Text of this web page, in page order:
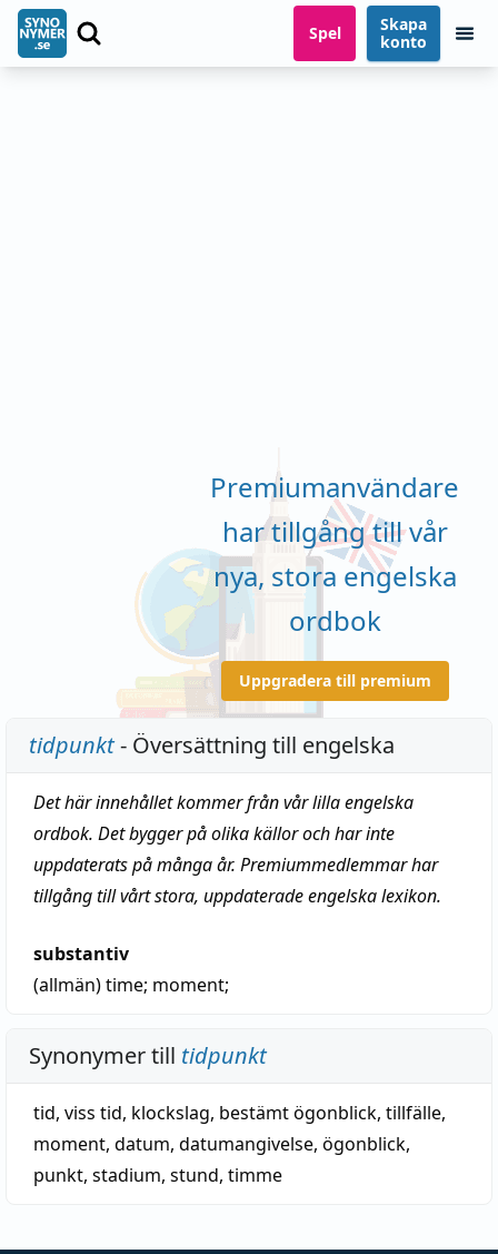
Spel
Skapa
konto
Premiumanvändare
har tillgång till vår
nya, stora engelska
ordbok
Uppgradera till premium
tidpunkt- Översättning till engelska
Det här innehållet kommer från vår lilla engelska
ordbok. Det bygger på olika källor och har inte
uppdaterats på många år. Premiummedlemmar har
tillgång till vårt stora, uppdaterade engelska lexikon.
substantiv
(allmän)time; moment;
Synonymer till tidpunkt
tid, viss tid, klockslag, bestämt ögonblick, tillfälle,
moment, datum, datumangivelse, ögonblick,
punkt, stadium, stund, timme